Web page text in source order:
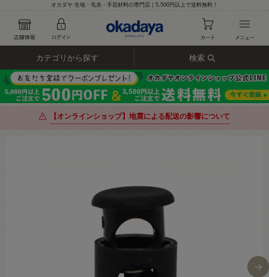
オカダヤ 生地・毛糸・手芸材料の専門店｜5,500円以上で送料無料！
カテゴリから探す 検索
【オンラインショップ】地震による配送の影響について